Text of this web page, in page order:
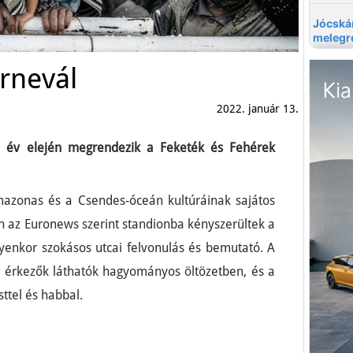
2022. január 13.
elején megrendezik a Feketék és Fehérek
és a Csendes-óceán kultúráinak sajátos
Euronews szerint standionba kényszerültek a
szokásos utcai felvonulás és bemutató. A
láthatók hagyományos öltözetben, és a
és habbal.